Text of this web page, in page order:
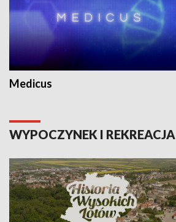
Medicus
WYPOCZYNEK I REKREACJA